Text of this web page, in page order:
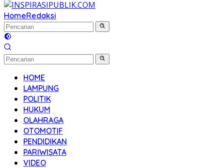
HomeRedaksi
HOME
LAMPUNG
POLITIK
HUKUM
OLAHRAGA
OTOMOTIF
PENDIDIKAN
PARIWISATA
VIDEO